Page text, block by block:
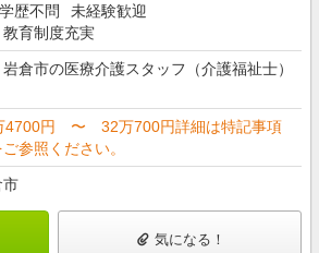
学歴不問
未経験歓迎
育制度充実
岩倉市の医療介護スタッフ（介護福祉士）
円 〜 32万700円詳細は特記事項
ご参照ください。
市
気になる！